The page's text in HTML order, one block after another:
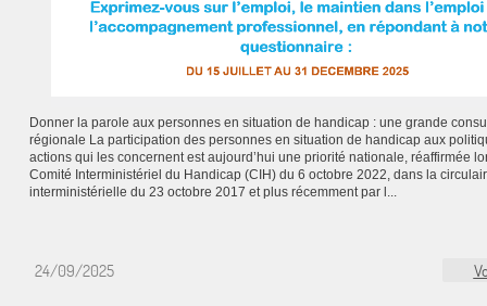
Donner la parole aux personnes en situation de handicap : une grande
régionale La participation des personnes en situation de handicap aux
actions qui les concernent est aujourd’hui une priorité nationale, réaffirmée
Comité Interministériel du Handicap (CIH) du 6 octobre 2022, dans la
interministérielle du 23 octobre 2017 et plus récemment par l...
24/09/2025